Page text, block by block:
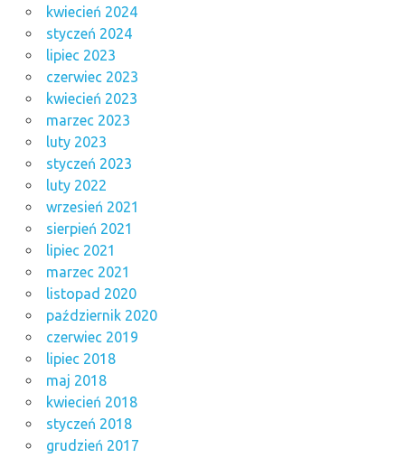
kwiecień 2024
styczeń 2024
lipiec 2023
czerwiec 2023
kwiecień 2023
marzec 2023
luty 2023
styczeń 2023
luty 2022
wrzesień 2021
sierpień 2021
lipiec 2021
marzec 2021
listopad 2020
październik 2020
czerwiec 2019
lipiec 2018
maj 2018
kwiecień 2018
styczeń 2018
grudzień 2017